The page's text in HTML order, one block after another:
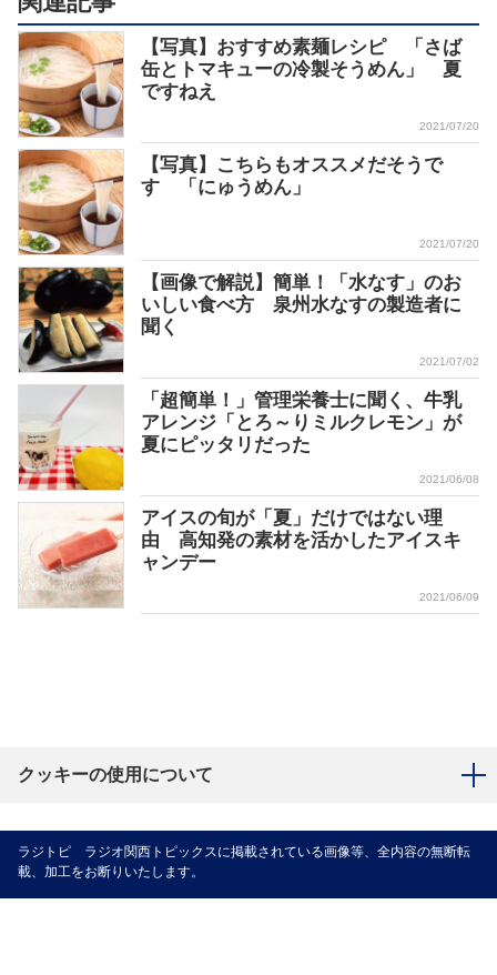
【写真】おすすめ素麺レシピ 「さば
缶とトマキューの冷製そうめん」 夏
ですねえ
2021/07/20
【写真】こちらもオススメだそうで
す 「にゅうめん」
2021/07/20
【画像で解説】簡単！「水なす」のお
いしい食べ方 泉州水なすの製造者に
聞く
2021/07/02
「超簡単！」管理栄養士に聞く、牛乳
アレンジ「とろ～りミルクレモン」が
夏にピッタリだった
2021/06/08
アイスの旬が「夏」だけではない理
由 高知発の素材を活かしたアイスキ
ャンデー
2021/06/09
クッキーの使用について
ラジトピ ラジオ関西トピックスに掲載されている画像等、全内容の無断転
載、加工をお断りいたします。